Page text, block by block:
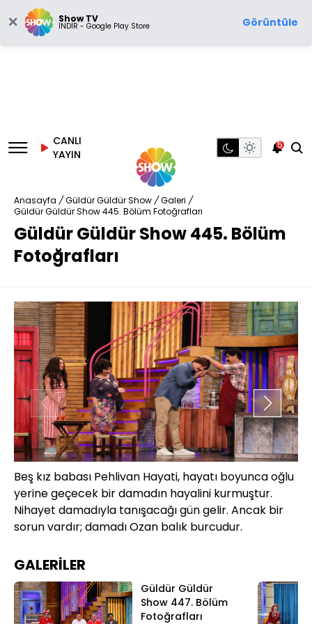
Show TV
İNDİR - Google Play Store Görüntüle
CANLI
YAYIN
5
Anasayfa / Güldür Güldür Show / Galeri /
Güldür Güldür Show 445. Bölüm Fotoğrafları
Güldür Güldür Show 445. Bölüm
Fotoğrafları
Beş kız babası Pehlivan Hayati, hayatı boyunca oğlu
yerine geçecek bir damadın hayalini kurmuştur.
Nihayet damadıyla tanışacağı gün gelir. Ancak bir
sorun vardır; damadı Ozan balık burcudur.
GALERİLER
Güldür Güldür
Show 447. Bölüm
Fotoğrafları